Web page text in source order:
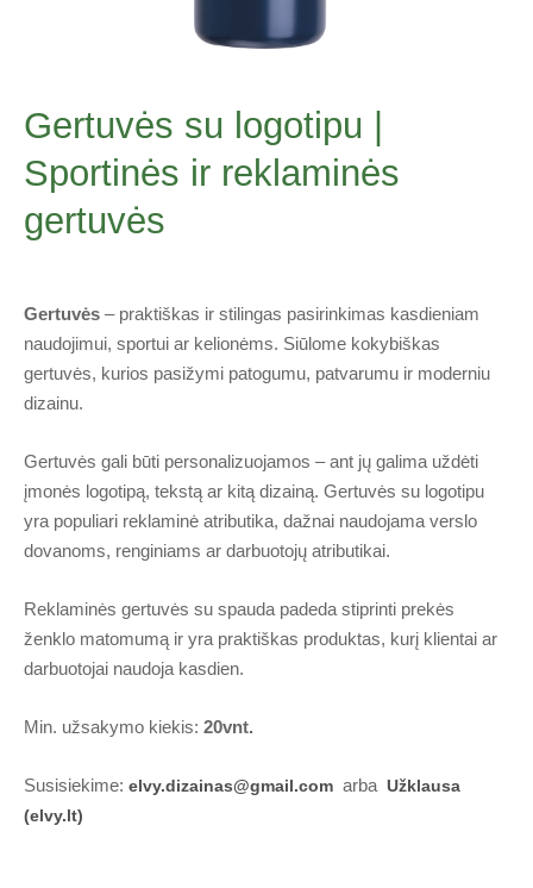
Gertuvės su logotipu |
Sportinės ir reklaminės
gertuvės
Gertuvės – praktiškas ir stilingas pasirinkimas kasdieniam
naudojimui, sportui ar kelionėms. Siūlome kokybiškas
gertuvės, kurios pasižymi patogumu, patvarumu ir moderniu
dizainu.
Gertuvės gali būti personalizuojamos – ant jų galima uždėti
įmonės logotipą, tekstą ar kitą dizainą. Gertuvės su logotipu
yra populiari reklaminė atributika, dažnai naudojama verslo
dovanoms, renginiams ar darbuotojų atributikai.
Reklaminės gertuvės su spauda padeda stiprinti prekės
ženklo matomumą ir yra praktiškas produktas, kurį klientai ar
darbuotojai naudoja kasdien.
Min. užsakymo kiekis: 20vnt.
Susisiekime: elvy.dizainas@gmail.com arba Užklausa
(elvy.lt)